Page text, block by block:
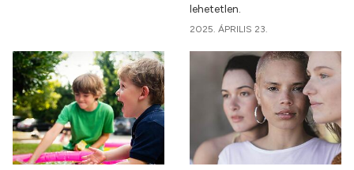
lehetetlen.
2025. ÁPRILIS 23.